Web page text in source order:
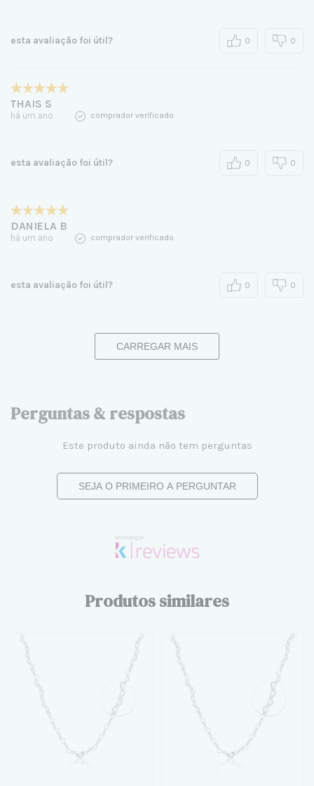
esta avaliação foi útil? 0 0
THAIS S
há um ano comprador verificado
esta avaliação foi útil? 0 0
DANIELA B
há um ano comprador verificado
esta avaliação foi útil? 0 0
CARREGAR MAIS
Perguntas & respostas
Este produto ainda não tem perguntas
SEJA O PRIMEIRO A PERGUNTAR
Produtos similares